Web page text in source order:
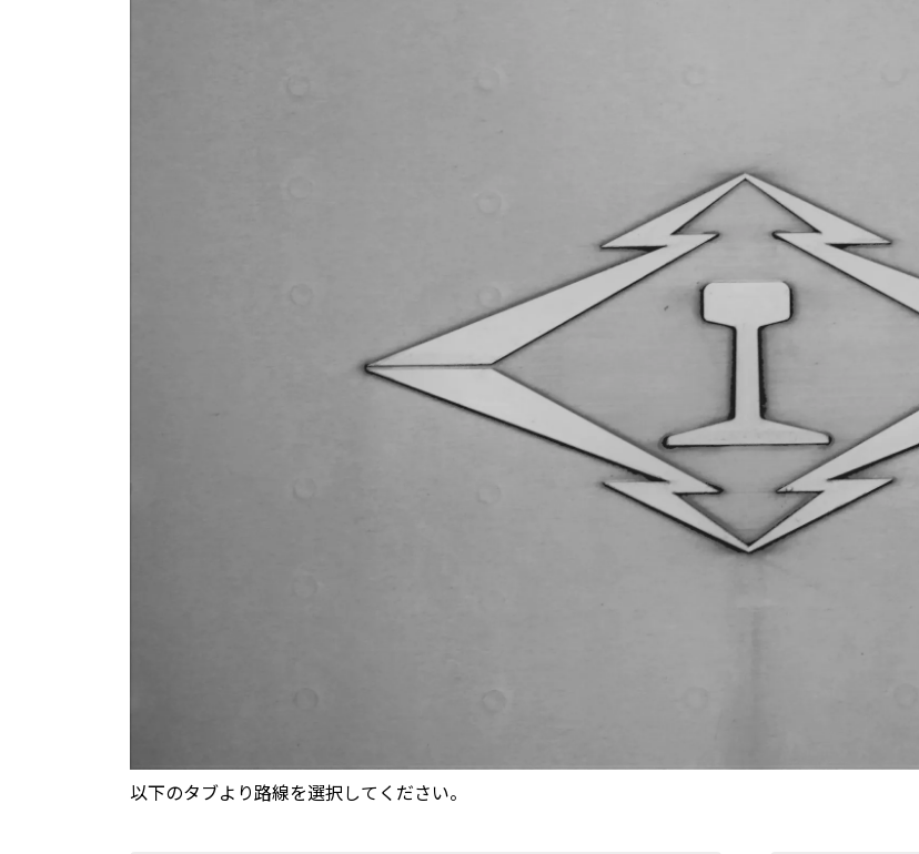
以下のタブより路線を選択してください。